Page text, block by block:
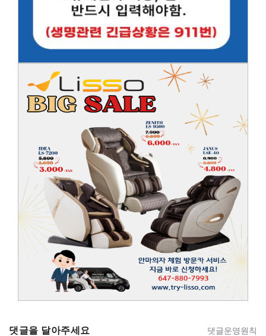
댓글을 달아주세요 댓글운영원칙